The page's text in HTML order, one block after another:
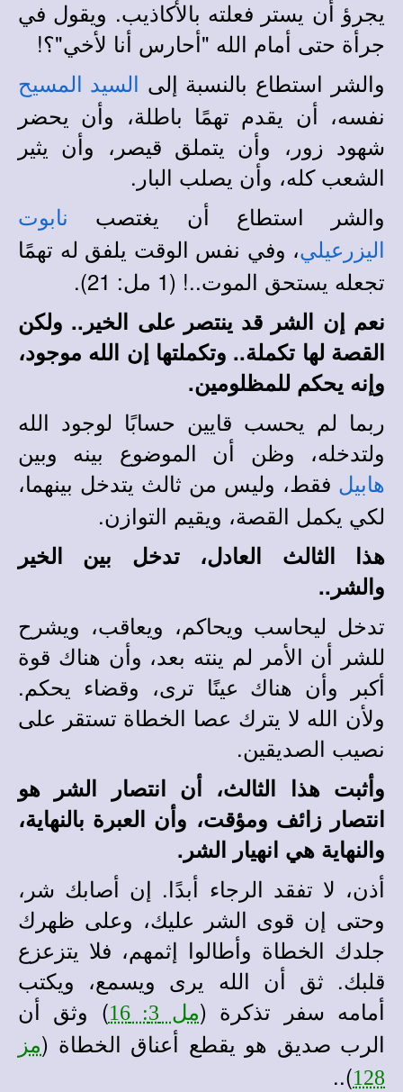
يجرؤ أن يستر فعلته بالأكاذيب. ويقول في
جرأة حتى أمام الله "أحارس أنا لأخي"؟!
والشر استطاع بالنسبة إلى
السيد المسيح
نفسه، أن يقدم تهمًا باطلة، وأن يحضر
شهود زور، وأن يتملق قيصر، وأن يثير
الشعب كله، وأن يصلب البار.
والشر استطاع أن يغتصب
نابوت
اليزرعيلي، وفي نفس الوقت يلفق له تهمًا
تجعله يستحق الموت..! (1 مل: 21).
نعم إن الشر قد ينتصر على الخير.. ولكن
القصة لها تكملة.. وتكملتها إن الله موجود،
وإنه يحكم للمظلومين.
ربما لم يحسب قايين حسابًا لوجود الله
ولتدخله، وظن أن الموضوع بينه وبين
هابيل فقط، وليس من ثالث يتدخل بينهما،
لكي يكمل القصة، ويقيم التوازن.
هذا الثالث العادل، تدخل بين الخير
والشر..
تدخل ليحاسب ويحاكم، ويعاقب، ويشرح
للشر أن الأمر لم ينته بعد، وأن هناك قوة
أكبر وأن هناك عينًا ترى، وقضاء يحكم.
ولأن الله لا يترك عصا الخطاة تستقر على
نصيب الصديقين.
وأثبت هذا الثالث، أن انتصار الشر هو
انتصار زائف ومؤقت، وأن العبرة بالنهاية،
والنهاية هي انهيار الشر.
أذن، لا تفقد الرجاء أبدًا. إن أصابك شر،
وحتى إن قوى الشر عليك، وعلى ظهرك
جلدك الخطاة وأطالوا إثمهم، فلا يتزعزع
قلبك. ثق أن الله يرى ويسمع، ويكتب
أمامه سفر تذكرة (مل 3: 16
) وثق أن
الرب صديق هو يقطع أعناق الخطاة (مز
128
)..